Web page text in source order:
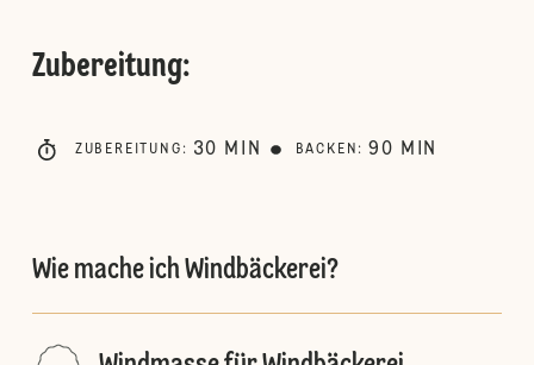
Zubereitung:
ZUBEREITUNG : 30 MIN BACKEN : 90 MIN
Wie mache ich Windbäckerei?